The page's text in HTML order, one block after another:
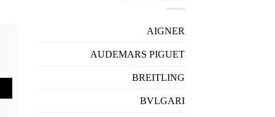
AIGNER
AUDEMARS PIGUET
BREITLING
BVLGARI